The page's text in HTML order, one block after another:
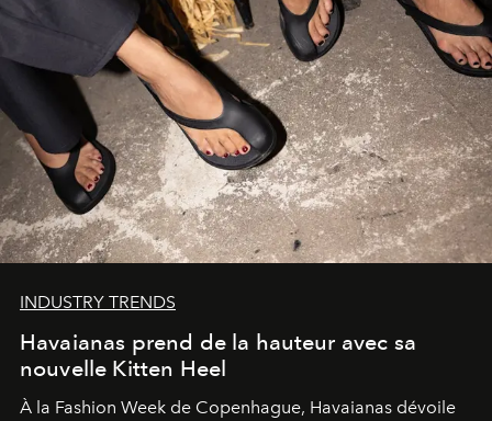
INDUSTRY TRENDS
Havaianas prend de la hauteur avec sa
nouvelle Kitten Heel
À la Fashion Week de Copenhague, Havaianas dévoile